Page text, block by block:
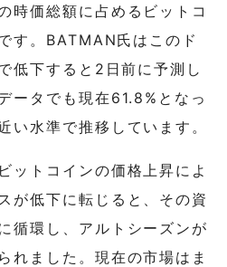
時価総額に占めるビットコ
す。BATMAN氏はこのド
低下すると2日前に予測し
ータでも現在61.8%となっ
い水準で推移しています。
ットコインの価格上昇によ
が低下に転じると、その資
循環し、アルトシーズンが
れました。現在の市場はま